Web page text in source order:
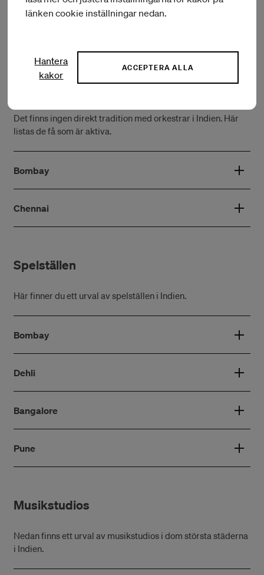
Det finns ingen direkt tradition med orkestrar i Indien. Här
listas de få som är aktiva.
Bombay
Chennai
Spelställen
Här finner du ett urval av spelställen i Indien.
Bombay
Dehli
Bangalore
Pune
Musikstudios
Nedan finns ett urval av musikstudios i dom största städerna
i Indien.
länken cookie inställningar nedan.
Hantera
kakor
ACCEPTERA ALLA